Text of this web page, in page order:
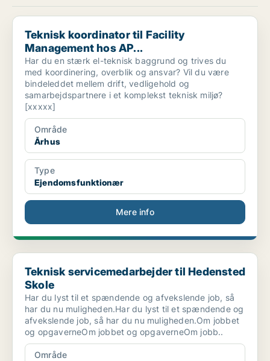
Teknisk koordinator til Facility Management hos AP...
Teknisk koordinator til Facility
Management hos AP...
Har du en stærk el-teknisk baggrund og trives du
med koordinering, overblik og ansvar? Vil du være
bindeleddet mellem drift, vedligehold og
samarbejdspartnere i et komplekst teknisk miljø?
[xxxxx]
Område
Århus
Type
Ejendomsfunktionær
Mere info
Teknisk servicemedarbejder til Hedensted Skole
Teknisk servicemedarbejder til Hedensted
Skole
Har du lyst til et spændende og afvekslende job, så
har du nu muligheden.Har du lyst til et spændende og
afvekslende job, så har du nu muligheden.Om jobbet
og opgaverneOm jobbet og opgaverneOm jobb..
Område